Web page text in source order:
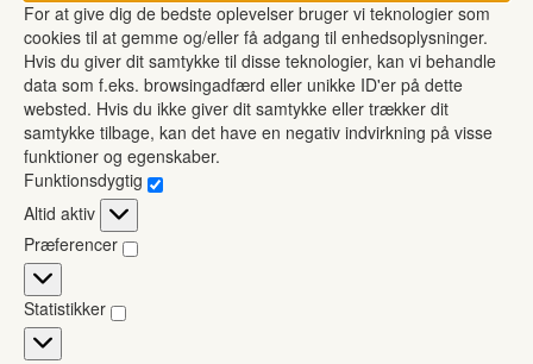
For at give dig de bedste oplevelser bruger vi teknologier som
cookies til at gemme og/eller få adgang til enhedsoplysninger.
Hvis du giver dit samtykke til disse teknologier, kan vi behandle
data som f.eks. browsingadfærd eller unikke ID'er på dette
websted. Hvis du ikke giver dit samtykke eller trækker dit
samtykke tilbage, kan det have en negativ indvirkning på visse
funktioner og egenskaber.
Funktionsdygtig
Funktionsdygtig
Altid aktiv
Præferencer
Præferencer
Statistikker
Statistikker